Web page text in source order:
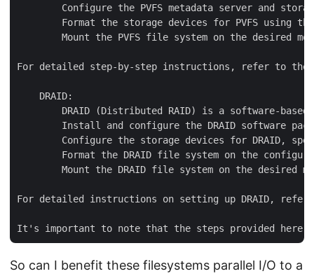
Configure the PVFS metadata server and
Format the storage devices for PVFS using
Mount the PVFS file system on the desired
For detailed step-by-step instructions, refer to the
    DRAID:
DRAID (Distributed RAID) is a software-
Install and configure the DRAID software
Configure the storage devices for DRAID,
Format the DRAID file system on the
Mount the DRAID file system on the desired
For detailed instructions on setting up DRAID, refer
So can I benefit these filesystems parallel I/O to a